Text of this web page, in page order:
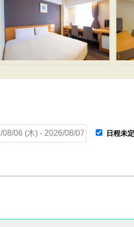
日程未定